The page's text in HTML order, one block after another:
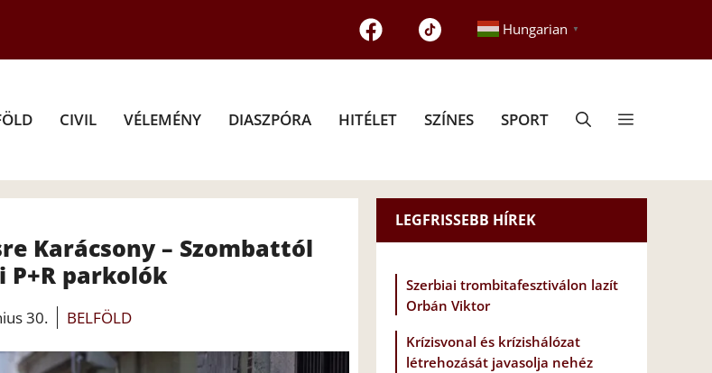
Hungarian ▼
CIVIL VÉLEMÉNY DIASZPÓRA HITÉLET SZÍNES SPORT
Karácsony – Szombattól
parkolók
30. BELFÖLD
LEGFRISSEBB HÍREK
Szerbiai trombitafesztiválon lazít
Orbán Viktor
Krízisvonal és krízishálózat
létrehozását javasolja nehéz